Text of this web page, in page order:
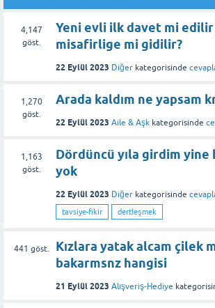
4,147
göst.
Yeni evli ilk davet mi edilir
misafirlige mi gidilir?
22 Eylül 2023 Diğer kategorisinde
1,270
göst.
Arada kaldım ne yapsam
22 Eylül 2023 Aile & Aşk kategorisinde
1,163
göst.
Dördüncü yıla girdim
yok
22 Eylül 2023 Diğer kategorisinde
tavsiye-fikir dertleşmek
441 göst.
Kızlara yatak alcam çilek
bakarmsnz hangisi
21 Eylül 2023 Alışveriş-Hediye